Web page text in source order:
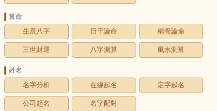
算命
生辰八字
日干論命 稱骨論命
三世財運 八字測算 風水測算
姓名
名字分析
在線起名 定字起名
公司起名 名字配對